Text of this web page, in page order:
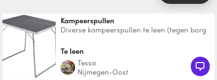
Kampeerspullen
Diverse kampeerspullen te leen (tegen borg
plaid, ga
Te leen
Tessa
Nijmegen-Oost